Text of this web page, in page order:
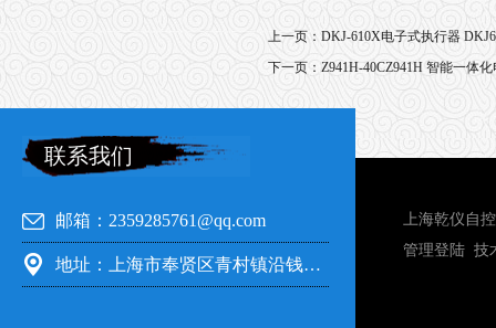
上一页： DKJ-610X电子式执行器
下一页： Z941H-40CZ941H 智能一体
联系我们
邮箱：2359285761@qq.com
地址：上海市奉贤区青村镇沿钱公路351号
上海乾仪自
管理登陆 技